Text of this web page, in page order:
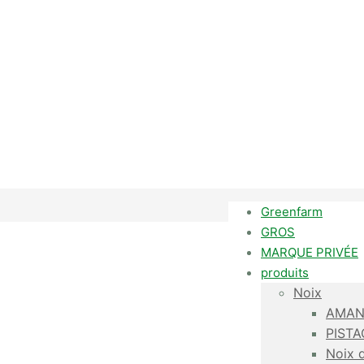
Greenfarm
GROS
MARQUE PRIVÉE
produits
Noix
Noix